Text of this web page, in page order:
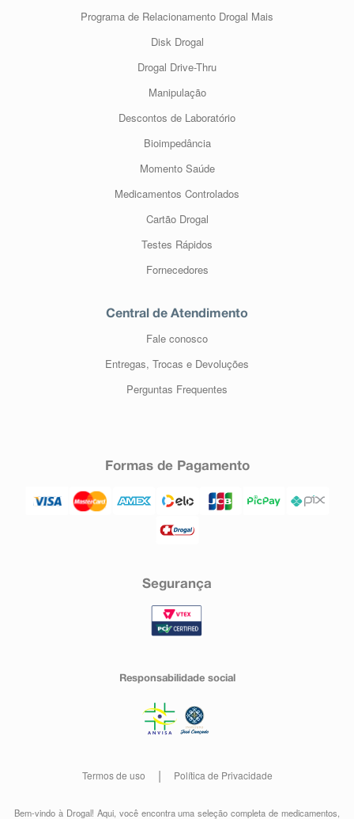
Programa de Relacionamento Drogal Mais
Disk Drogal
Drogal Drive-Thru
Manipulação
Descontos de Laboratório
Bioimpedância
Momento Saúde
Medicamentos Controlados
Cartão Drogal
Testes Rápidos
Fornecedores
Central de Atendimento
Fale conosco
Entregas, Trocas e Devoluções
Perguntas Frequentes
Formas de Pagamento
Segurança
Responsabilidade social
Termos de uso Política de Privacidade
Bem-vindo à Drogal! Aqui, você encontra uma seleção completa demedicamentos